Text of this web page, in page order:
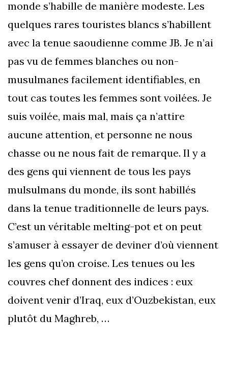
monde s’habille de manière modeste. Les
quelques rares touristes blancs s’habillent
avec la tenue saoudienne comme JB. Je n’ai
pas vu de femmes blanches ou non-
musulmanes facilement identifiables, en
tout cas toutes les femmes sont voilées. Je
suis voilée, mais mal, mais ça n’attire
aucune attention, et personne ne nous
chasse ou ne nous fait de remarque. Il y a
des gens qui viennent de tous les pays
mulsulmans du monde, ils sont habillés
dans la tenue traditionnelle de leurs pays.
C’est un véritable melting-pot et on peut
s’amuser à essayer de deviner d’où viennent
les gens qu’on croise. Les tenues ou les
couvres chef donnent des indices : eux
doivent venir d’Iraq, eux d’Ouzbekistan, eux
plutôt du Maghreb, …